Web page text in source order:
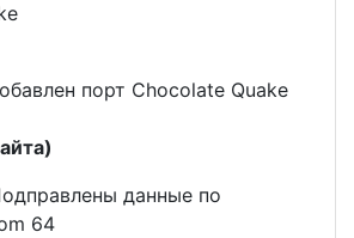
порт Chocolate Quake
данные по
64